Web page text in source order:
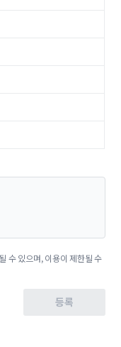
수 있으며, 이용이 제한될 수
등록